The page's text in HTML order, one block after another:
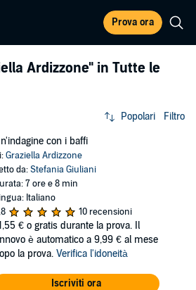
Prova ora
Ardizzone" in Tutte le
Popolari Filtro
con i baffi
Graziella Ardizzone
da:Stefania Giuliani
7 ore e 8 min
Italiano
10 recensioni
€ o gratis durante la prova. Il
è automatico a 9,99 € al mese
la prova. Verifica l'idoneità
Iscriviti ora